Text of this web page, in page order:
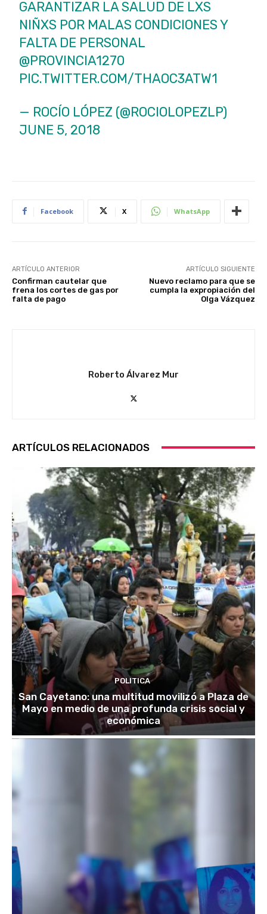
GARANTIZAR LA SALUD DE LXS
NIÑXS POR MALAS CONDICIONES Y
FALTA DE PERSONAL
@PROVINCIA1270
PIC.TWITTER.COM/THAOC3ATW1
— ROCÍO LÓPEZ (@ROCIOLOPEZLP)
JUNE 5, 2018
Facebook X WhatsApp
ARTÍCULO ANTERIOR
Confirman cautelar que
frena los cortes de gas por
falta de pago
ARTÍCULO SIGUIENTE
Nuevo reclamo para que se
cumpla la expropiación del
Olga Vázquez
Roberto Álvarez Mur
ARTÍCULOS RELACIONADOS
POLITICA
San Cayetano: una multitud movilizó a Plaza de
Mayo en medio de una profunda crisis social y
económica